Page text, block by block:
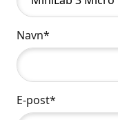
Navn*
E-post*